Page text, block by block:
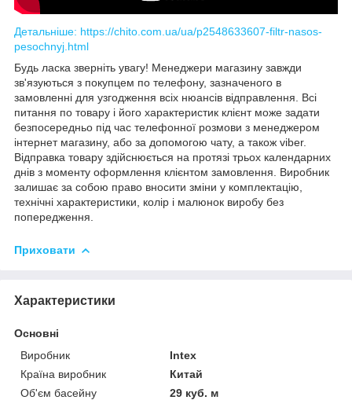
Детальніше: https://chito.com.ua/ua/p2548633607-filtr-nasos-
pesochnyj.html
Будь ласка зверніть увагу! Менеджери магазину завжди
зв'язуються з покупцем по телефону, зазначеного в
замовленні для узгодження всіх нюансів відправлення. Всі
питання по товару і його характеристик клієнт може задати
безпосередньо під час телефонної розмови з менеджером
інтернет магазину, або за допомогою чату, а також viber.
Відправка товару здійснюється на протязі трьох календарних
днів з моменту оформлення клієнтом замовлення. Виробник
залишає за собою право вносити зміни у комплектацію,
технічні характеристики, колір і малюнок виробу без
попередження.
Приховати
Характеристики
Основні
Виробник
Intex
Країна виробник
Китай
Об'єм басейну
29 куб. м